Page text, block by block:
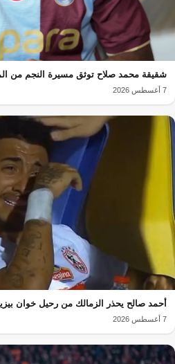
شقيقة محمد صلاح توثق مسيرة النجم من
7 أغسطس 2026
أحمد صالح يحذر الزمالك من رحيل خوان
7 أغسطس 2026